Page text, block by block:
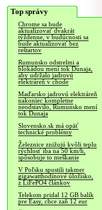
Top správy
Chrome sa bude
aktualizovať dvakrát
týždenne, v budúcnosti sa
bude aktualizovať bez
reštartov
Rumunsko odstrelmi a
blokádou mení tok Dunaja,
aby udržalo jadrovú
elektráreň v chode
Maďarsko jadrovú elektráreň
nakoniec kompletne
neodstavilo, Rumunsko mení
tok Dunaja
Slovensko.sk má opäť
technické problémy
Železnice znižujú kvôli teplu
rýchlosť iba na 50 km/h,
spôsobuje to meškanie
V Poľsku spustili takmer
gigawatthodinové úložisko,
z LiFePO4 článkov
Telekom pridal 12 GB balík
pre Easy, chce zaň 12 eur